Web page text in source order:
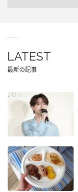
LATEST
最新の記事